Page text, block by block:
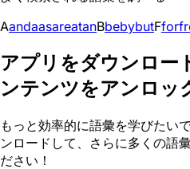
AandaasareatanBbebybutFfor
アプリをダウンロー
ンテンツをアンロッ
もっと効率的に語彙を学びたい
ンロードして、さらに多くの語
ださい！